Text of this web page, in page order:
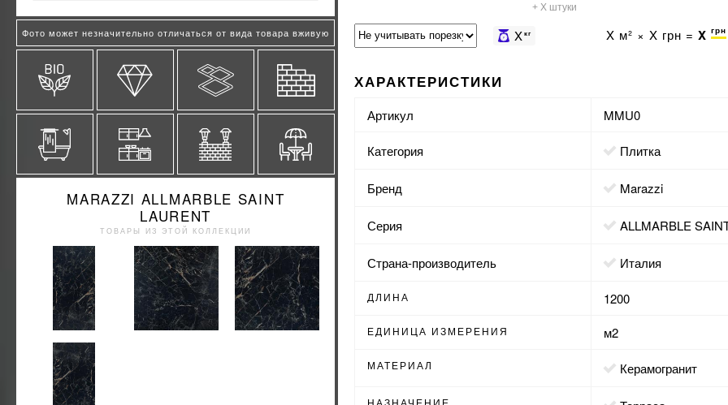
Фото может незначительно отличаться от вида товара вживую
MARAZZI ALLMARBLE SAINT
LAURENT
ТОВАРЫ ИЗ ЭТОЙ КОЛЛЕКЦИИ
+ X штуки
X кг X м² × X грн = X грн
ХАРАКТЕРИСТИКИ
Артикул MMU0
Категория Плитка
Бренд Marazzi
Серия ALLMARBLE
Страна-производитель Италия
ДЛИНА 1200
ЕДИНИЦА ИЗМЕРЕНИЯ м2
МАТЕРИАЛ Керамогранит
НАЗНАЧЕНИЕ